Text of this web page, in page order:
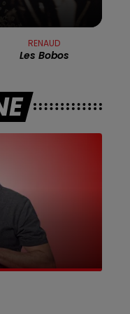
RENAUD
Les Bobos
l'heure